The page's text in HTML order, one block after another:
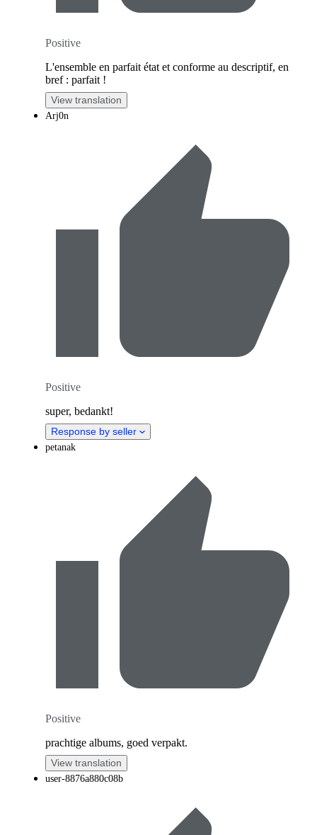
Positive
L'ensemble en parfait état et conforme au descriptif, en
bref : parfait !
View translation
Arj0n
Positive
super, bedankt!
Response by seller
petanak
Positive
prachtige albums, goed verpakt.
View translation
user-8876a880c08b